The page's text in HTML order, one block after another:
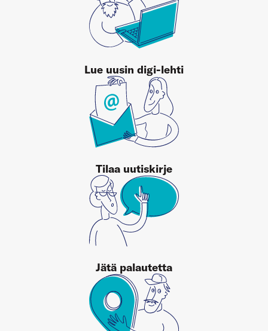
Lue uusin digi-lehti
Tilaa uutiskirje
Jätä palautetta